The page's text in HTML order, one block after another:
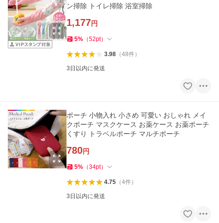
ン掃除 トイレ掃除 浴室掃除
1,177円
5% （52pt）
3.98（48件）
3日以内に発送
ポーチ 小物入れ 小さめ 可愛い おしゃれ メイ
クポーチ マスクケース お薬ケース お薬ポーチ
くすり トラベルポーチ マルチポーチ
780円
5% （34pt）
4.75（4件）
3日以内に発送